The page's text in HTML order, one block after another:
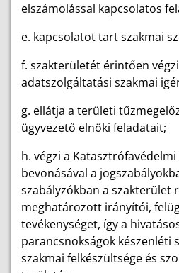
elszámolással kapcsolatos
e. kapcsolatot tart szakmai
f. szakterületét érintően
adatszolgáltatási szakmai
g. ellátja a területi
ügyvezető elnöki feladatait;
h. végzi a
bevonásával a
szabályzókban a szakterület
meghatározott irányítói,
tevékenységet, így a
parancsnokságok készenléti
szakmai felkészültsége és